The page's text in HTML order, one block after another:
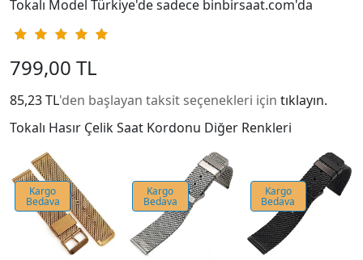
Tokalı Model Türkiye'de sadece binbirsaat.com'da
799,00 TL
85,23 TL'den başlayan taksit seçenekleri için tıklayın.
Tokalı Hasır Çelik Saat Kordonu Diğer Renkleri
Kargo
Bedava
Kargo
Bedava
Kargo
Bedava